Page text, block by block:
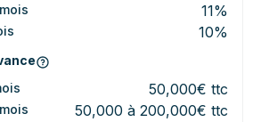
11%
10%
50,000€ ttc
50,000 à 200,000€ ttc